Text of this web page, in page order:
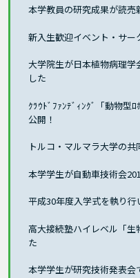
本学教員の研究成果が読
新入生歓迎イベント・サー
大学院生が日本植物病理学
した
ｸﾗｳﾄﾞﾌｧﾝﾃﾞｨﾝｸﾞ「動物型
公開！
トルコ・マルマラ大学の
本学学生が自動車技術会
平成30年度入学式を執り行
高大接続塾ハイレベル「
た
本学学生が研究技術発表